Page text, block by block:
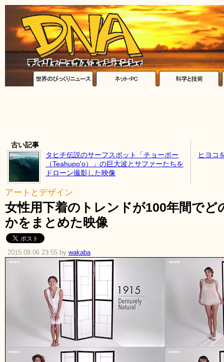
古い記事
タヒチ伝説のサーフスポット「チョーポー
（Teahupo'o）」の巨大波とサファーたちを
ドローン撮影した映像
ヒヨコ
アートとデザイン
女性用下着のトレンドが100年間で
かをまとめた映像
2015.09.06 23:55 by wakaba